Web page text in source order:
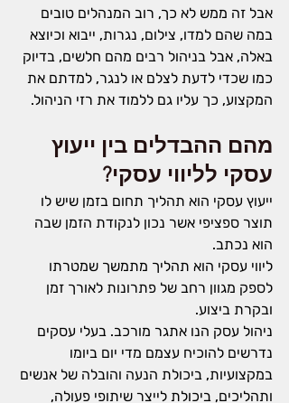
אבל זה ממש לא כך, רוב המנהלים טובים
במה שהם למדו, צילום, נגרות, ייבוא וכיוצא
באלה, אבל בניהול רבים מהם חלשים, בדיוק
כמו שכדי לדעת לצלם או לנגר, למדתם את
המקצוע, כך עליו גם ללמוד את רזי הניהול.
מהם ההבדלים בין ייעוץ
עסקי לליווי עסקי?
ייעוץ עסקי הוא תהליך תחום בזמן שיש לו
תוצר ספציפי אשר נכון לנקודת הזמן שבה
הוא נכתב.
ליווי עסקי הוא תהליך מתמשך שמטרתו
לספק מגוון רחב של פתרונות לאורך זמן
ובקרת ביצוע.
ניהול עסק הנו אתגר מורכב. בעלי עסקים
נדרשים להוכיח עצמם מדי יום ביומו
במקצועיות, ביכולת הנעה והובלה של אנשים
ותהליכים, ביכולת לייצר שיתופי פעולה,